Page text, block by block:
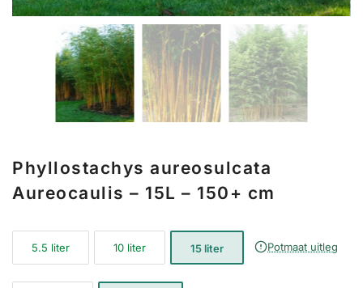
Phyllostachys aureosulcata
Aureocaulis – 15L – 150+ cm
5.5 liter 10 liter 15 liter Potmaat uitleg